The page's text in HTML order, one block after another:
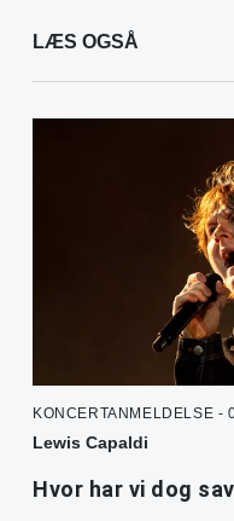
LÆS OGSÅ
KONCERTANMELDELSE -
Lewis Capaldi
Hvor har vi dog